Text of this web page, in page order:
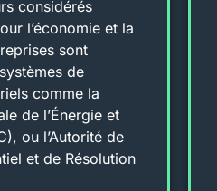
considérés
l’économie et la
sont
de
comme la
de l’Énergie et
ou l’Autorité de
et de Résolution